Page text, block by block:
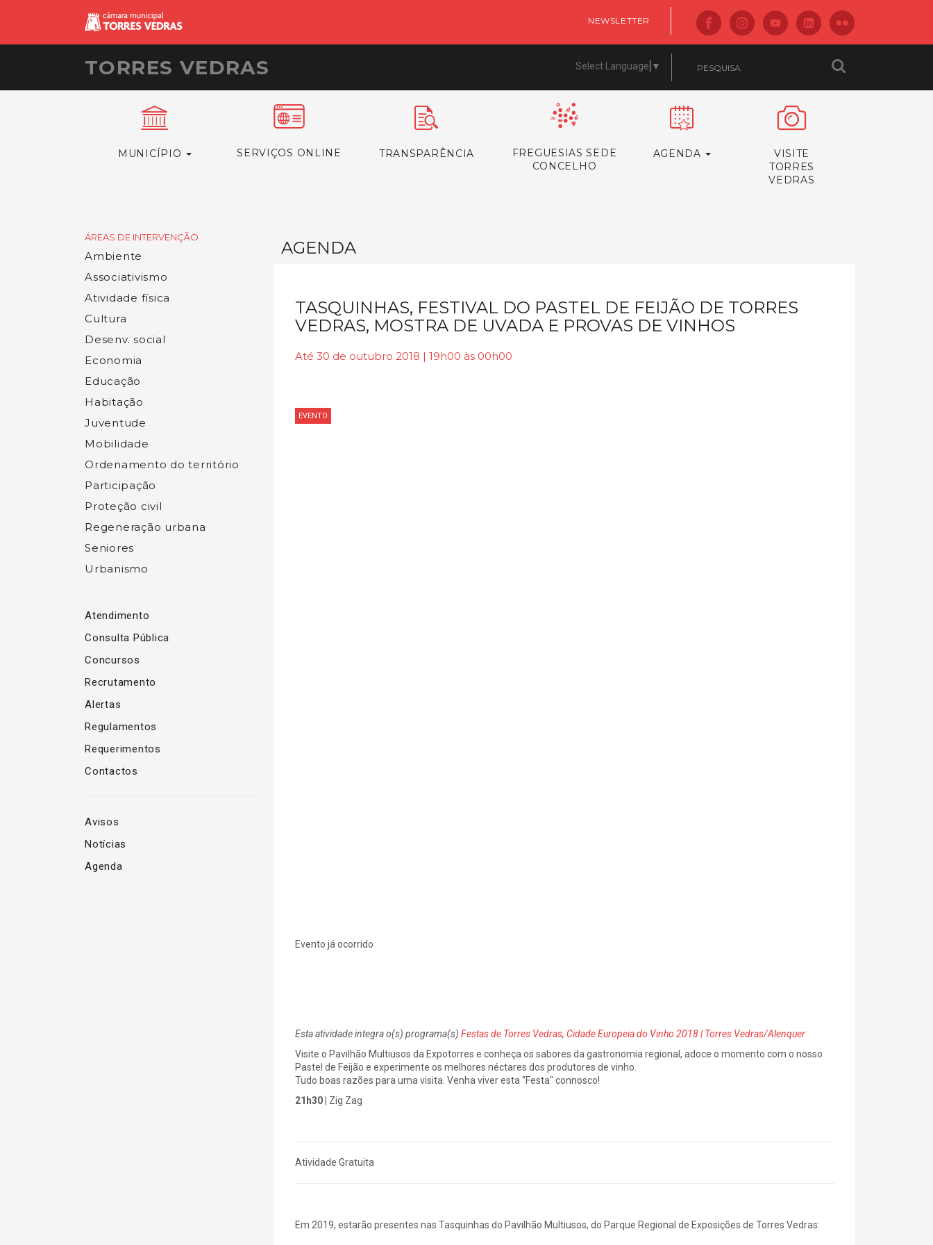
NEWSLETTER
TORRES VEDRAS Select Language ▼
MUNICÍPIO SERVIÇOS ONLINE TRANSPARÊNCIA
FREGUESIAS SEDE
CONCELHO
AGENDA
VISITE
TORRES
VEDRAS
ÁREAS DE INTERVENÇÃO
Ambiente
Associativismo
Atividade física
Cultura
Desenv. social
Economia
Educação
Habitação
Juventude
Mobilidade
Ordenamento do território
Participação
Proteção civil
Regeneração urbana
Seniores
Urbanismo
Atendimento
Consulta Pública
Concursos
Recrutamento
Alertas
Regulamentos
Requerimentos
Contactos
Avisos
Notícias
Agenda
AGENDA
TASQUINHAS, FESTIVAL DO PASTEL DE FEIJÃO DE TORRES
VEDRAS, MOSTRA DE UVADA E PROVAS DE VINHOS
Até 30 de outubro 2018 | 19h00 às 00h00
EVENTO
Evento já ocorrido
Esta atividade integra o(s) programa(s) Festas de Torres Vedras, Cidade Europeia do Vinho 2018 | Torres Vedras/Alenquer
Visite o Pavilhão Multiusos da Expotorres e conheça os sabores da gastronomia regional, adoce o momento com o nosso
Pastel de Feijão e experimente os melhores néctares dos produtores de vinho.
Tudo boas razões para uma visita. Venha viver esta "Festa" connosco!
21h30 | Zig Zag
Atividade Gratuita
Em 2019, estarão presentes nas Tasquinhas do Pavilhão Multiusos, do Parque Regional de Exposições de Torres Vedras: